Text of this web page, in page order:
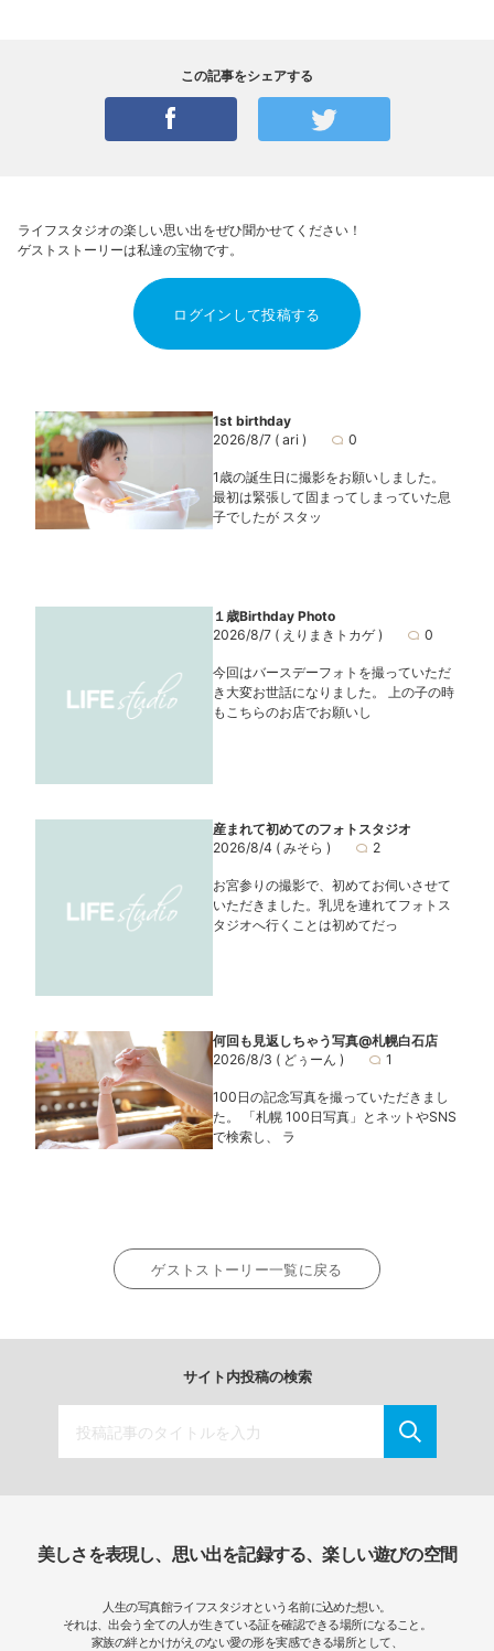
この記事をシェアする
ライフスタジオの楽しい思い出をぜひ聞かせてください！
ゲストストーリーは私達の宝物です。
ログインして投稿する
1st birthday
2026/8/7 ( ari ) 0
1歳の誕生日に撮影をお願いしました。
最初は緊張して固まってしまっていた息
子でしたが スタッ
１歳Birthday Photo
2026/8/7 ( えりまきトカゲ ) 0
今回はバースデーフォトを撮っていただ
き大変お世話になりました。 上の子の時
もこちらのお店でお願いし
産まれて初めてのフォトスタジオ
2026/8/4 ( みそら ) 2
お宮参りの撮影で、初めてお伺いさせて
いただきました。乳児を連れてフォトス
タジオへ行くことは初めてだっ
何回も見返しちゃう写真@札幌白石店
2026/8/3 ( どぅーん ) 1
100日の記念写真を撮っていただきまし
た。 「札幌 100日写真」とネットやSNS
で検索し、 ラ
ゲストストーリー一覧に戻る
サイト内投稿の検索
美しさを表現し、思い出を記録する、楽しい遊びの空間
人生の写真館ライフスタジオという名前に込めた想い。
それは、出会う全ての人が生きている証を確認できる場所になること。
家族の絆とかけがえのない愛の形を実感できる場所として、